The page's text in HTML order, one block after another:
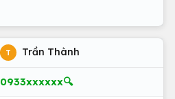
T Trần Thành
0933xxxxxx🔍